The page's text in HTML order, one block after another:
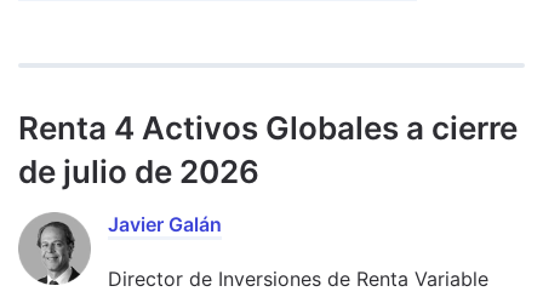
Renta 4 Activos Globales a cierre
de julio de 2026
Javier Galán
Director de Inversiones de Renta Variable